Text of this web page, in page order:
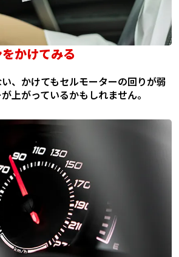
かけてみる
、かけてもセルモーターの回りが弱
上がっているかもしれません。